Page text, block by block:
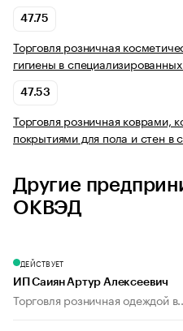
47.75
Торговля розничная
гигиены в
47.53
Торговля розничная коврами,
покрытиями для пола и стен в
Другие
ОКВЭД
ДЕЙСТВУЕТ
ИП Саиян Артур Алексеевич
Торговля розничная одеждой